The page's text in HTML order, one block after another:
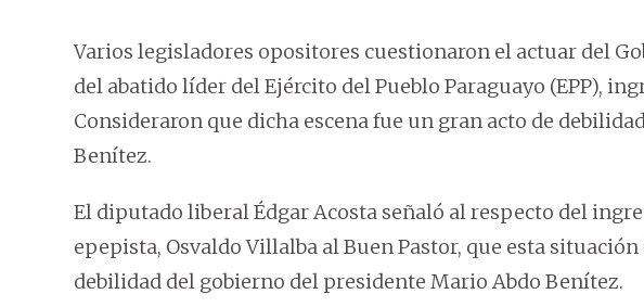
Varios legisladores opositores cuestionaron el actuar del
del abatido líder del Ejército del Pueblo Paraguayo (EPP),
Consideraron que dicha escena fue un gran acto de
Benítez.
El diputado liberal Édgar Acosta señaló al respecto del
epepista, Osvaldo Villalba al Buen Pastor, que esta
debilidad del gobierno del presidente Mario Abdo Benítez.